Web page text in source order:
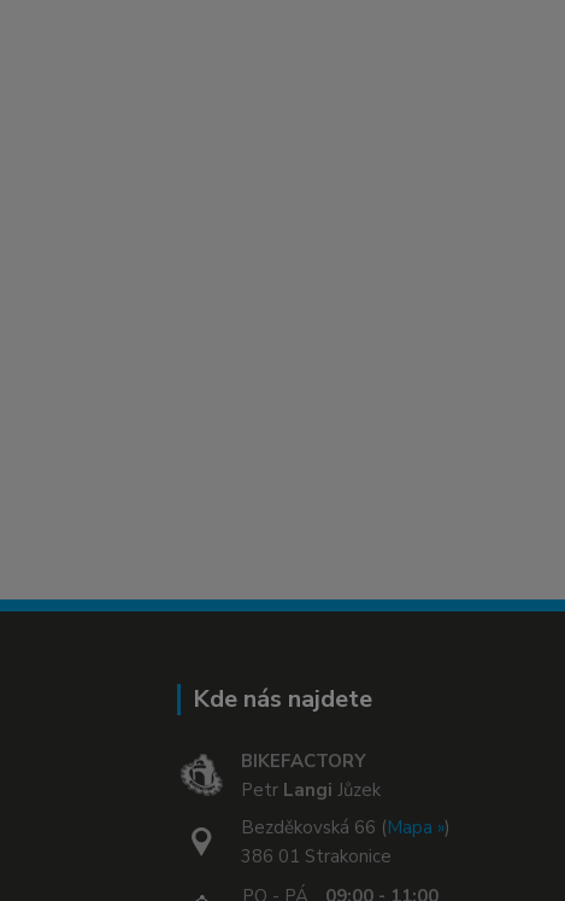
Kde nás najdete
BIKEFACTORY
Petr Langi Jůzek
Bezděkovská 66 (Mapa »)
386 01 Strakonice
PO - PÁ
09:00 - 11:00